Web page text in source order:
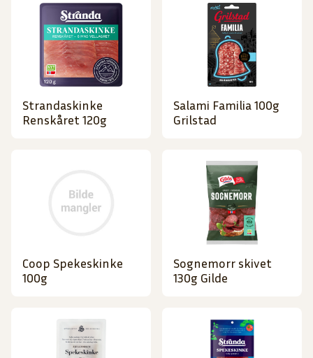
Strandaskinke
Renskåret 120g
Salami Familia 100g
Grilstad
Coop Spekeskinke
100g
Sognemorr skivet
130g Gilde